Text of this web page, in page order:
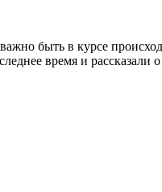
быть в курсе
время и